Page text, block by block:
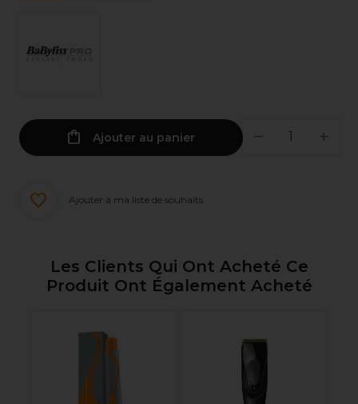
Ajouter au panier
Ajouter à ma liste de souhaits
Les Clients Qui Ont Acheté Ce
Produit Ont Également Acheté